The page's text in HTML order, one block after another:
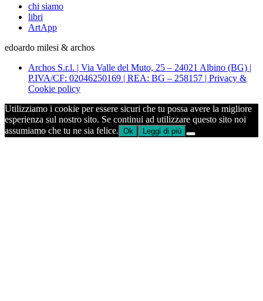
chi siamo
libri
ArtApp
edoardo milesi & archos
Archos S.r.l. | Via Valle del Muto, 25 – 24021 Albino (BG) |
P.IVA/CF: 02046250169 | REA: BG – 258157 | Privacy &
Cookie policy
Utilizziamo i cookie per essere sicuri che tu possa avere la migliore
esperienza sul nostro sito. Se continui ad utilizzare questo sito noi
assumiamo che tu ne sia felice. Ok Leggi di più